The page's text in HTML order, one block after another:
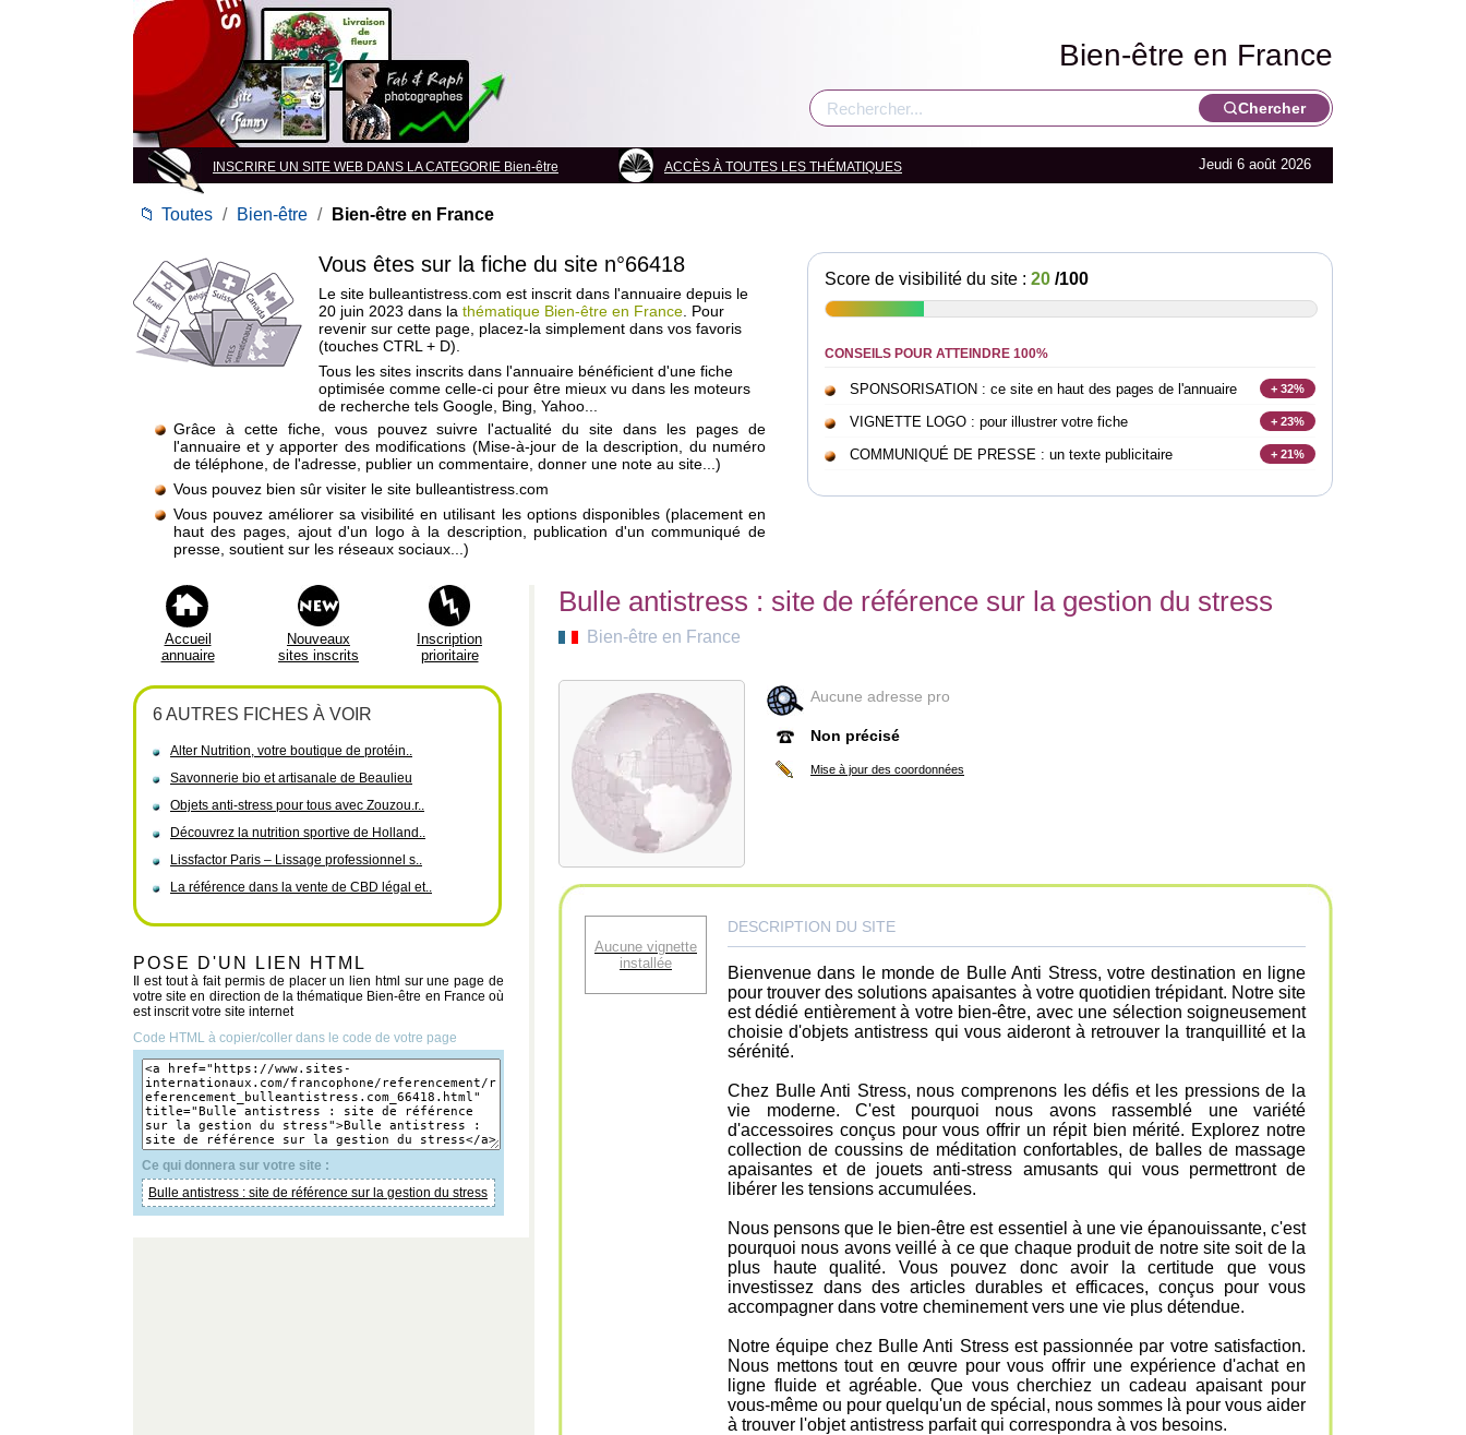
Bien-être en France
Chercher
INSCRIRE UN SITE WEB DANS LA CATEGORIE Bien-être ACCÈS À TOUTES LES THÉMATIQUES Jeudi 6 août 2026
📁 Toutes / Bien-être / Bien-être en France
Vous êtes sur la fiche du site n°66418
Le site bulleantistress.com est inscrit dans l'annuaire depuis le
20 juin 2023 dans la thématique Bien-être en France . Pour
revenir sur cette page, placez-la simplement dans vos favoris
(touches CTRL + D).
Tous les sites inscrits dans l'annuaire bénéficient d'une fiche
optimisée comme celle-ci pour être mieux vu dans les moteurs
de recherche tels Google, Bing, Yahoo...
Grâce à cette fiche, vous pouvez suivre l'actualité du site dans les pages de
l'annuaire et y apporter des modifications (Mise-à-jour de la description, du numéro
de téléphone, de l'adresse, publier un commentaire, donner une note au site...)
Vous pouvez bien sûr visiter le site bulleantistress.com
Vous pouvez améliorer sa visibilité en utilisant les options disponibles (placement en
haut des pages, ajout d'un logo à la description, publication d'un communiqué de
presse, soutient sur les réseaux sociaux...)
Score de visibilité du site : 20 /100
CONSEILS POUR ATTEINDRE 100%
SPONSORISATION : ce site en haut des pages de l'annuaire + 32%
VIGNETTE LOGO : pour illustrer votre fiche + 23%
COMMUNIQUÉ DE PRESSE : un texte publicitaire + 21%
Accueil
annuaire
Nouveaux
sites inscrits
Inscription
prioritaire
6 AUTRES FICHES À VOIR
Alter Nutrition, votre boutique de protéin..
Savonnerie bio et artisanale de Beaulieu
Objets anti-stress pour tous avec Zouzou.r..
Découvrez la nutrition sportive de Holland..
Lissfactor Paris – Lissage professionnel s..
La référence dans la vente de CBD légal et..
POSE D'UN LIEN HTML
Il est tout à fait permis de placer un lien html sur une page de
votre site en direction de la thématique Bien-être en France où
est inscrit votre site internet
Code HTML à copier/coller dans le code de votre page
Ce qui donnera sur votre site :
Bulle antistress : site de référence sur la gestion du stress
Bulle antistress : site de référence sur la gestion du stress
Bien-être en France
Aucune adresse pro
Non précisé
Mise à jour des coordonnées
Aucune vignette
installée
DESCRIPTION DU SITE
Bienvenue dans le monde de Bulle Anti Stress, votre destination en ligne
pour trouver des solutions apaisantes à votre quotidien trépidant. Notre site
est dédié entièrement à votre bien-être, avec une sélection soigneusement
choisie d'objets antistress qui vous aideront à retrouver la tranquillité et la
sérénité.
Chez Bulle Anti Stress, nous comprenons les défis et les pressions de la
vie moderne. C'est pourquoi nous avons rassemblé une variété
d'accessoires conçus pour vous offrir un répit bien mérité. Explorez notre
collection de coussins de méditation confortables, de balles de massage
apaisantes et de jouets anti-stress amusants qui vous permettront de
libérer les tensions accumulées.
Nous pensons que le bien-être est essentiel à une vie épanouissante, c'est
pourquoi nous avons veillé à ce que chaque produit de notre site soit de la
plus haute qualité. Vous pouvez donc avoir la certitude que vous
investissez dans des articles durables et efficaces, conçus pour vous
accompagner dans votre cheminement vers une vie plus détendue.
Notre équipe chez Bulle Anti Stress est passionnée par votre satisfaction.
Nous mettons tout en œuvre pour vous offrir une expérience d'achat en
ligne fluide et agréable. Que vous cherchiez un cadeau apaisant pour
vous-même ou pour quelqu'un de spécial, nous sommes là pour vous aider
à trouver l'objet antistress parfait qui correspondra à vos besoins.